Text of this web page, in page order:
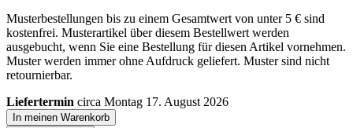
Musterbestellungen bis zu einem Gesamtwert von unter 5 € sind
kostenfrei. Musterartikel über diesem Bestellwert werden
ausgebucht, wenn Sie eine Bestellung für diesen Artikel vornehmen.
Muster werden immer ohne Aufdruck geliefert. Muster sind nicht
retournierbar.
Liefertermin circa Montag 17. August 2026
In meinen Warenkorb